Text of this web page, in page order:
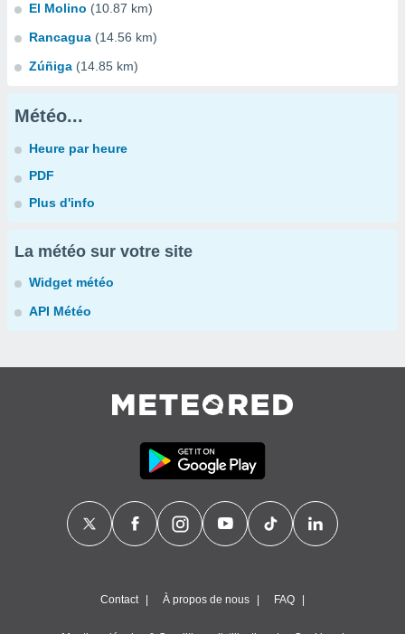
El Molino (10.87 km)
Rancagua (14.56 km)
Zúñiga (14.85 km)
Météo...
Heure par heure
PDF
Plus d'info
La météo sur votre site
Widget météo
API Météo
Contact À propos de nous FAQ